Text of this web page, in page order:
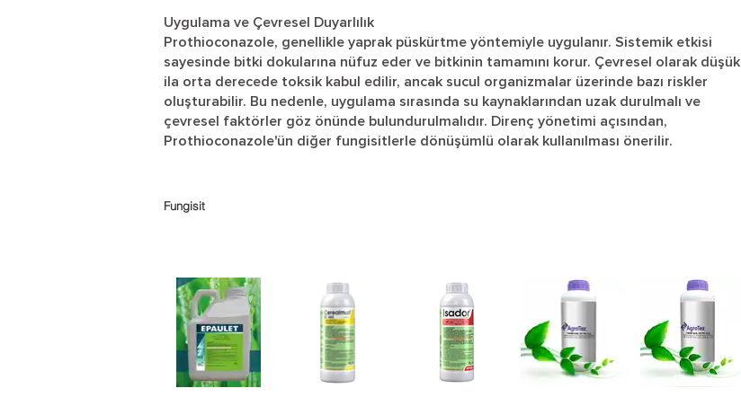
Uygulama ve Çevresel Duyarlılık
Prothioconazole, genellikle yaprak püskürtme yöntemiyle uygulanır. Sistemik etkisi
sayesinde bitki dokularına nüfuz eder ve bitkinin tamamını korur. Çevresel olarak düşük
ila orta derecede toksik kabul edilir, ancak sucul organizmalar üzerinde bazı riskler
oluşturabilir. Bu nedenle, uygulama sırasında su kaynaklarından uzak durulmalı ve
çevresel faktörler göz önünde bulundurulmalıdır. Direnç yönetimi açısından,
Prothioconazole'ün diğer fungisitlerle dönüşümlü olarak kullanılması önerilir.
Fungisit